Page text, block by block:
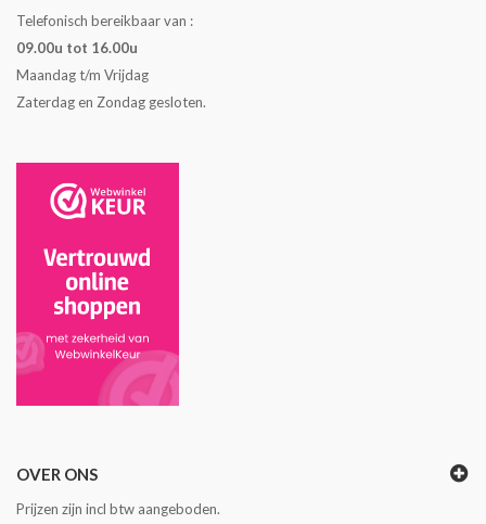
Telefonisch bereikbaar van :
09.00u tot 16.00u
Maandag t/m Vrijdag
Zaterdag en Zondag gesloten.
OVER ONS
Prijzen zijn incl btw aangeboden.